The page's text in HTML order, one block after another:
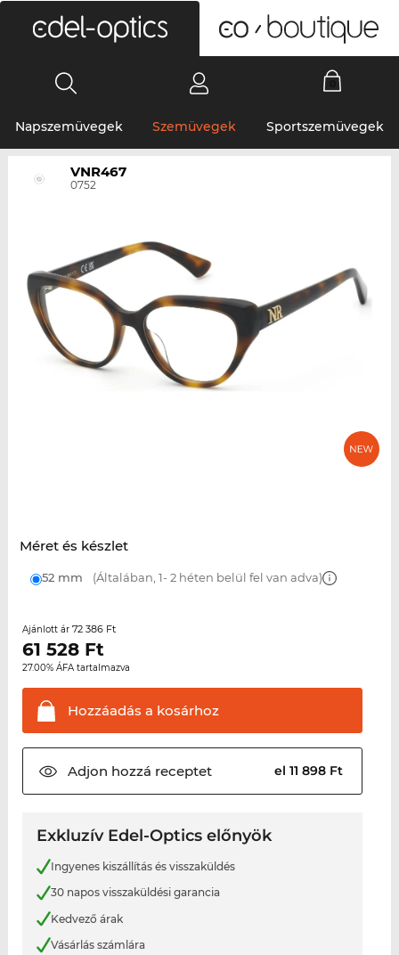
Napszemüvegek Szemüvegek Sportszemüvegek
VNR467
0752
Méret és készlet
52 mm (Általában, 1- 2 héten belül fel van adva)
Ajánlott ár 72 386 Ft
61 528Ft
27.00% ÁFA tartalmazva
Hozzáadás a kosárhoz
Adjon hozzá receptet el 11 898 Ft
Exkluzív Edel-Optics előnyök
Ingyenes kiszállítás és visszaküldés
30 napos visszaküldési garancia
Kedvező árak
Vásárlás számlára